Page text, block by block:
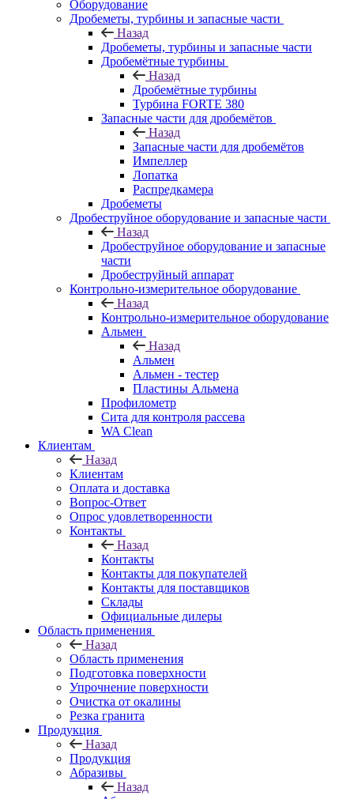
Оборудование
Дробеметы, турбины и запасные части
Назад
Дробеметы, турбины и запасные части
Дробемётные турбины
Назад
Дробемётные турбины
Турбина FORTE 380
Запасные части для дробемётов
Назад
Запасные части для дробемётов
Импеллер
Лопатка
Распредкамера
Дробеметы
Дробеструйное оборудование и запасные части
Назад
Дробеструйное оборудование и запасные
части
Дробеструйный аппарат
Контрольно-измерительное оборудование
Назад
Контрольно-измерительное оборудование
Альмен
Назад
Альмен
Альмен - тестер
Пластины Альмена
Профилометр
Сита для контроля рассева
WA Clean
Клиентам
Назад
Клиентам
Оплата и доставка
Вопрос-Ответ
Опрос удовлетворенности
Контакты
Назад
Контакты
Контакты для покупателей
Контакты для поставщиков
Склады
Официальные дилеры
Область применения
Назад
Область применения
Подготовка поверхности
Упрочнение поверхности
Очистка от окалины
Резка гранита
Продукция
Назад
Продукция
Абразивы
Назад